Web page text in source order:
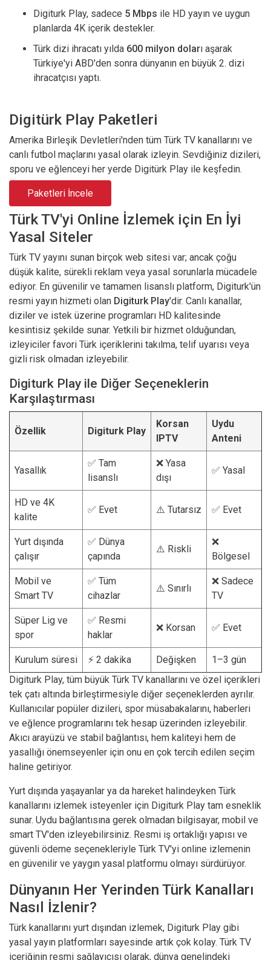
Digiturk Play, sadece 5 Mbps ile HD yayın ve uygun
planlarda 4K içerik destekler.
Türk dizi ihracatı yılda 600 milyon doları aşarak
Türkiye'yi ABD'den sonra dünyanın en büyük 2. dizi
ihracatçısı yaptı.
Digitürk Play Paketleri
Amerika Birleşik Devletleri'nden tüm Türk TV kanallarını ve
canlı futbol maçlarını yasal olarak izleyin. Sevdiğiniz dizileri,
sporu ve eğlenceyi her yerde Digitürk Play ile keşfedin.
Paketleri İncele
Türk TV'yi Online İzlemek için En İyi
Yasal Siteler
Türk TV yayını sunan birçok web sitesi var; ancak çoğu
düşük kalite, sürekli reklam veya yasal sorunlarla mücadele
ediyor. En güvenilir ve tamamen lisanslı platform, Digiturk'ün
resmi yayın hizmeti olan Digiturk Play'dir. Canlı kanallar,
diziler ve istek üzerine programları HD kalitesinde
kesintisiz şekilde sunar. Yetkili bir hizmet olduğundan,
izleyiciler favori Türk içeriklerini takılma, telif uyarısı veya
gizli risk olmadan izleyebilir.
Digiturk Play ile Diğer Seçeneklerin
Karşılaştırması
Özellik Digiturk Play
Korsan
IPTV
Uydu
Anteni
Yasallık
✅ Tam
lisanslı
❌ Yasa
dışı
✅ Yasal
HD ve 4K
kalite
✅ Evet ⚠️ Tutarsız ✅ Evet
Yurt dışında
çalışır
✅ Dünya
çapında
⚠️ Riskli
❌
Bölgesel
Mobil ve
Smart TV
✅ Tüm
cihazlar
⚠️ Sınırlı
❌ Sadece
TV
Süper Lig ve
spor
✅ Resmi
haklar
❌ Korsan ✅ Evet
Kurulum süresi ⚡ 2 dakika Değişken
1–3 gün
Digiturk Play, tüm büyük Türk TV kanallarını ve özel içerikleri
tek çatı altında birleştirmesiyle diğer seçeneklerden ayrılır.
Kullanıcılar popüler dizileri, spor müsabakalarını, haberleri
ve eğlence programlarını tek hesap üzerinden izleyebilir.
Akıcı arayüzü ve stabil bağlantısı, hem kaliteyi hem de
yasallığı önemseyenler için onu en çok tercih edilen seçim
haline getiriyor.
Yurt dışında yaşayanlar ya da hareket halindeyken Türk
kanallarını izlemek isteyenler için Digiturk Play tam esneklik
sunar. Uydu bağlantısına gerek olmadan bilgisayar, mobil ve
smart TV'den izleyebilirsiniz. Resmi iş ortaklığı yapısı ve
güvenli ödeme seçenekleriyle Türk TV'yi online izlemenin
en güvenilir ve yaygın yasal platformu olmayı sürdürüyor.
Dünyanın Her Yerinden Türk Kanalları
Nasıl İzlenir?
Türk kanallarını yurt dışından izlemek, Digiturk Play gibi
yasal yayın platformları sayesinde artık çok kolay. Türk TV
içeriğinin resmi sağlayıcısı olarak, dünya genelindeki